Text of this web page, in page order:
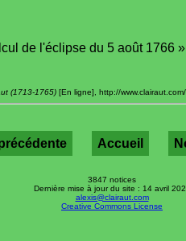
de l'éclipse du 5 août 1766
(1713-1765) [En ligne], http://
Accueil
3847 notices
Dernière mise à jour du site : 14 avril
alexis@clairaut.com
Creative Commons License